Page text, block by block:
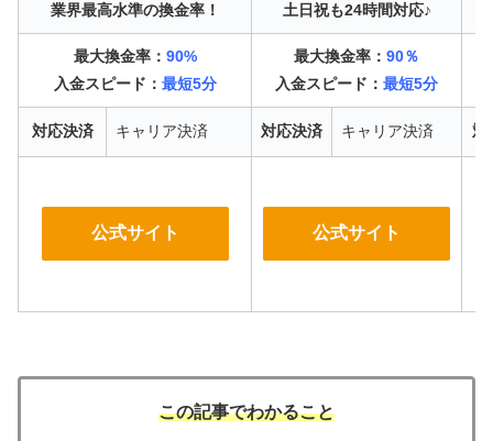
業界最高水準の換金率！
土日祝も24時間対応♪
最大換金率： 90%
入金スピード： 最短5分
最大換金率： 90％
入金スピード： 最短5分
対応決済 キャリア決済 対応決済 キャリア決済 対
公式サイト 公式サイト
この記事でわかること